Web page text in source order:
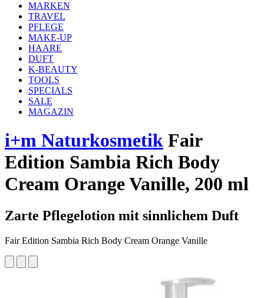
MARKEN
TRAVEL
PFLEGE
MAKE-UP
HAARE
DUFT
K-BEAUTY
TOOLS
SPECIALS
SALE
MAGAZIN
i+m Naturkosmetik Fair
Edition Sambia Rich Body
Cream Orange Vanille, 200 ml
Zarte Pflegelotion mit sinnlichem Duft
Fair Edition Sambia Rich Body Cream Orange Vanille